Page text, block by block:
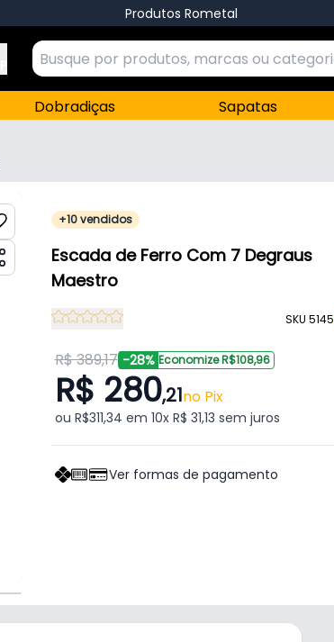
Produtos Rometal
Dobradiças Sapatas
+10 vendidos
Escada de Ferro Com 7 Degraus
Maestro
SKU 5145
R$ 389,17 -28% Economize R$108,96
R$ 280,21no Pix
ou R$311,34 em 10x R$ 31,13 sem juros
Ver formas de pagamento